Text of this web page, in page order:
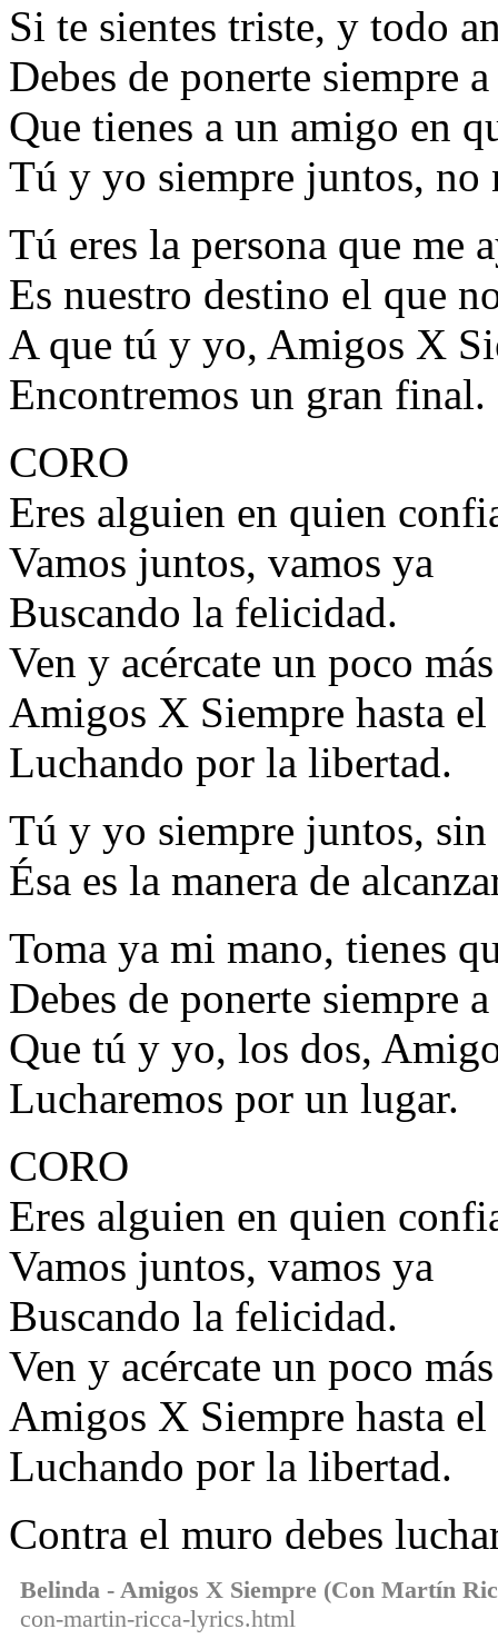
Si te sientes triste, y todo
Debes de ponerte siempre
Que tienes a un amigo en
Tú y yo siempre juntos, no
Tú eres la persona que me
Es nuestro destino el que
A que tú y yo, Amigos X
Encontremos un gran final.
CORO
Eres alguien en quien
Vamos juntos, vamos ya
Buscando la felicidad.
Ven y acércate un poco más
Amigos X Siempre hasta
Luchando por la libertad.
Tú y yo siempre juntos, sin
Ésa es la manera de
Toma ya mi mano, tienes
Debes de ponerte siempre
Que tú y yo, los dos,
Lucharemos por un lugar.
CORO
Eres alguien en quien
Vamos juntos, vamos ya
Buscando la felicidad.
Ven y acércate un poco más
Amigos X Siempre hasta
Luchando por la libertad.
Contra el muro debes
Belinda - Amigos X Siempre (Con Martín
con-martin-ricca-lyrics.html